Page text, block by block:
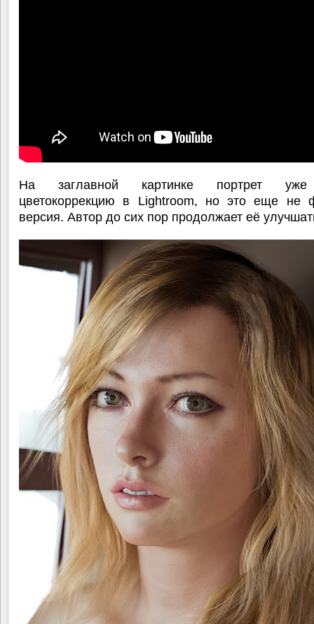
На заглавной картинке портрет
цветокоррекцию в Lightroom, но это еще не
версия. Автор до сих пор продолжает её